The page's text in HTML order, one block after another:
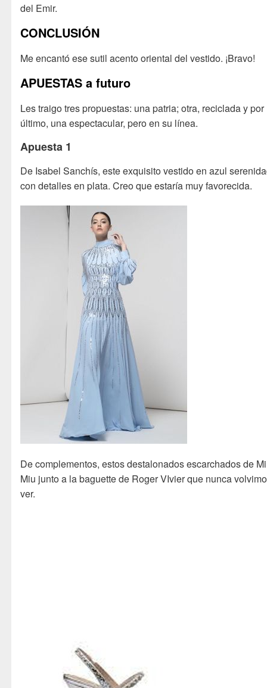
del Emir.
CONCLUSIÓN
Me encantó ese sutil acento oriental del vestido. ¡Bravo!
APUESTAS a futuro
Les traigo tres propuestas: una patria; otra, reciclada y por
último, una espectacular, pero en su línea.
Apuesta 1
De Isabel Sanchís, este exquisito vestido en azul
con detalles en plata. Creo que estaría muy favorecida.
De complementos, estos destalonados escarchados de
Miu junto a la baguette de Roger VIvier que nunca
ver.